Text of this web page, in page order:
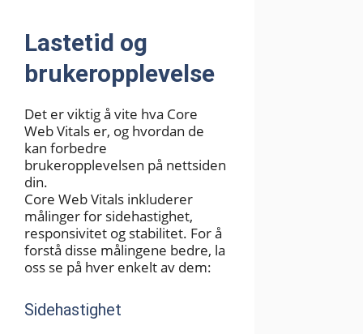
Lastetid og
brukeropplevelse
Det er viktig å vite hva Core
Web Vitals er, og hvordan de
kan forbedre
brukeropplevelsen på nettsiden
din.
Core Web Vitals inkluderer
målinger for sidehastighet,
responsivitet og stabilitet. For å
forstå disse målingene bedre, la
oss se på hver enkelt av dem:
Sidehastighet